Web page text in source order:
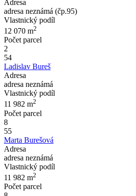
Adresa
adresa neznámá (čp.95)
Vlastnický podíl
12 070 m2
Počet parcel
2
54
Ladislav Bureš
Adresa
adresa neznámá
Vlastnický podíl
11 982 m2
Počet parcel
8
55
Marta Burešová
Adresa
adresa neznámá
Vlastnický podíl
11 982 m2
Počet parcel